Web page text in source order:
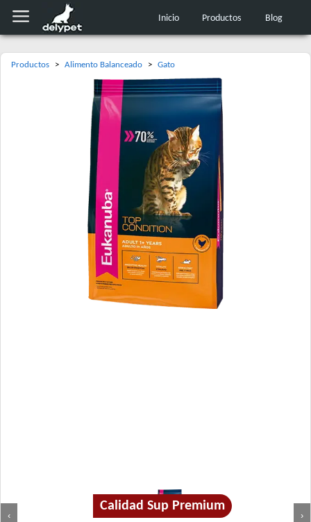
Inicio Productos Blog
Productos > Alimento Balanceado > Gato
‹ ›
Calidad Sup Premium